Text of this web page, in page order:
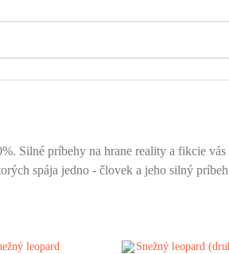
Silné príbehy na hrane reality a fikcie
spája jedno - človek a jeho silný